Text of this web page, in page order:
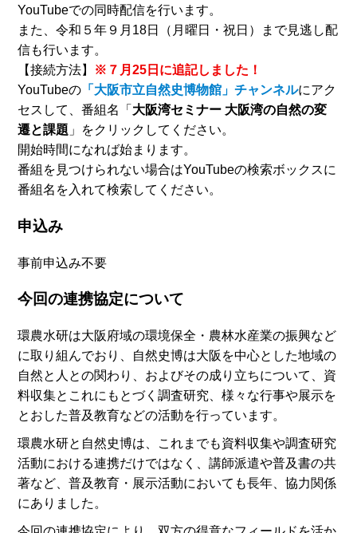
YouTubeでの同時配信を行います。
また、令和５年９月18日（月曜日・祝日）まで見逃し配
信も行います。
【接続方法】 ※７月25日に追記しました！
YouTubeの 「大阪市立自然史博物館」チャンネルにアク
セスして、番組名「 大阪湾セミナー 大阪湾の自然の変
遷と課題 」をクリックしてください。
開始時間になれば始まります。
番組を見つけられない場合はYouTubeの検索ボックスに
番組名を入れて検索してください。
申込み
事前申込み不要
今回の連携協定について
環農水研は大阪府域の環境保全・農林水産業の振興など
に取り組んでおり、自然史博は大阪を中心とした地域の
自然と人との関わり、およびその成り立ちについて、資
料収集とこれにもとづく調査研究、様々な行事や展示を
とおした普及教育などの活動を行っています。
環農水研と自然史博は、これまでも資料収集や調査研究
活動における連携だけではなく、講師派遣や普及書の共
著など、普及教育・展示活動においても長年、協力関係
にありました。